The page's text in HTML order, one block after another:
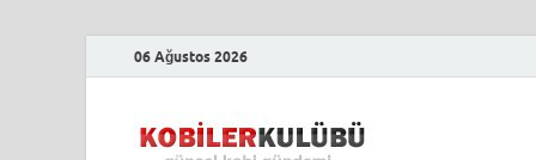
06 Ağustos 2026